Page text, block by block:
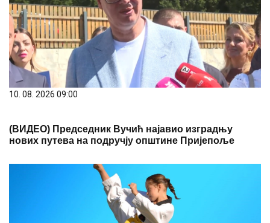
10. 08. 2026 09:00
(ВИДЕО) Председник Вучић најавио изградњу
нових путева на подручју општине Пријепоље